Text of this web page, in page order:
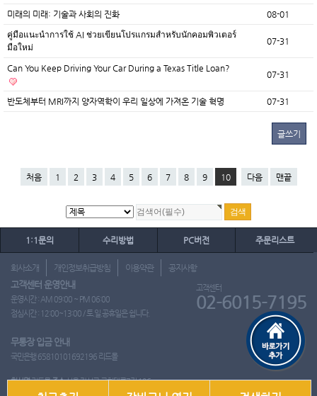
미래의 미래: 기술과 사회의 진화 08-01
คู่มือแนะนำการใช้ AI ช่วยเขียนโปรแกรมสำหรับนักคอมพิวเตอร์
มือใหม่
07-31
Can You Keep Driving Your Car During a Texas Title Loan?
07-31
반도체부터 MRI까지 양자역학이 우리 일상에 가져온 기술 혁명 07-31
글쓰기
처음 1 2 3 4 5 6 7 8 9 10 다음 맨끝
1:1문의 수리방법 PC버전 주문리스트
회사소개 개인정보취급방침 이용약관 공지사항
고객센터 운영안내
운영시간 : AM 09:00 ~ PM 06:00
점심시간 : 12:00~13:00 / 토.일.공휴일은 쉽니다.
고객센터
02-6015-7195
무통장 입금 안내
국민은행 65810101692196 리드몰
회사명리드몰주소서울 강서구 국회대로7길 126